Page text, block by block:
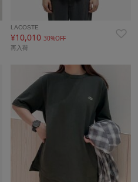
LACOSTE
¥10,01030%OFF
再入荷